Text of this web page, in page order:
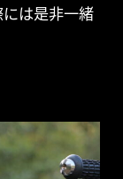
は是非一緒